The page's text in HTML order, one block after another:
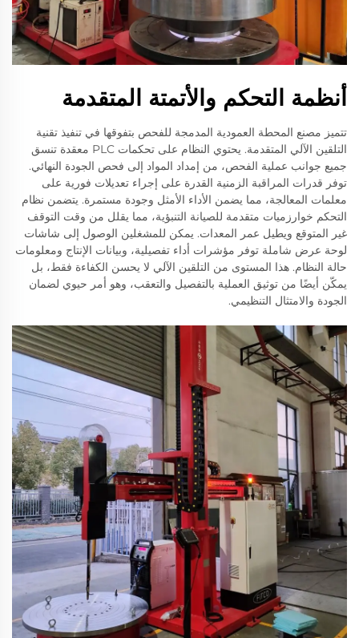
أنظمة التحكم والأتمتة المتقدمة
تتميز مصنع المحطة العمودية المدمجة للفحص بتفوقها في تنفيذ تقنية
التلقين الآلي المتقدمة. يحتوي النظام على تحكمات PLC معقدة تنسق
جميع جوانب عملية الفحص، من إمداد المواد إلى فحص الجودة النهائي.
توفر قدرات المراقبة الزمنية القدرة على إجراء تعديلات فورية على
معلمات المعالجة، مما يضمن الأداء الأمثل وجودة مستمرة. يتضمن نظام
التحكم خوارزميات متقدمة للصيانة التنبؤية، مما يقلل من وقت التوقف
غير المتوقع ويطيل عمر المعدات. يمكن للمشغلين الوصول إلى شاشات
لوحة عرض شاملة توفر مؤشرات أداء تفصيلية، وبيانات الإنتاج ومعلومات
حالة النظام. هذا المستوى من التلقين الآلي لا يحسن الكفاءة فقط، بل
يمكّن أيضًا من توثيق العملية بالتفصيل والتعقب، وهو أمر حيوي لضمان
الجودة والامتثال التنظيمي.